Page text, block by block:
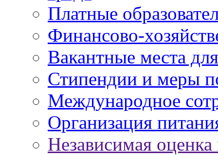
Платные
Финансово-
Вакантные места
Стипендии и меры
Международное
Организация
Независимая оценка